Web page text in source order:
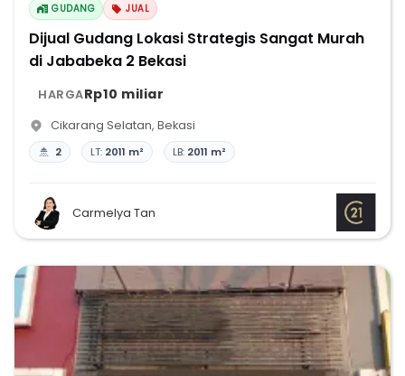
GUDANG JUAL
Dijual Gudang Lokasi Strategis Sangat Murah
di Jababeka 2 Bekasi
HARGARp10 miliar
Cikarang Selatan, Bekasi
2 LT: 2011 m² LB: 2011 m²
Carmelya Tan